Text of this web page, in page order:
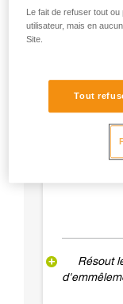
Résout
Le fait de refuser tout
utilisateur, mais en
Site.
Tout